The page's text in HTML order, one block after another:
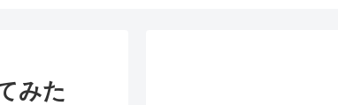
みた